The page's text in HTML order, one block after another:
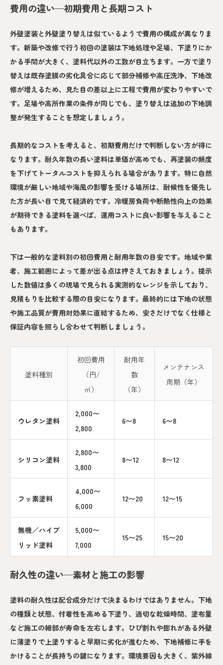
費用の違い—初期費用と長期コスト
外壁塗装と外壁塗り替えは似ているようで費用の構成が異なりま
す。新築や改修で行う初回の塗装は下地処理や足場、下塗りにか
かる手間が大きく、塗料代以外の工数が目立ちます。一方で塗り
替えは既存塗膜の劣化具合に応じて部分補修や高圧洗浄、下地改
修が増えるため、見た目の差以上に工程で費用が変わりやすいで
す。足場や高所作業の条件が同じでも、塗り替えは追加の下地調
整が発生することを想定しましょう。
長期的なコストを考えると、初期費用だけで判断しない方が得に
なります。耐久年数の長い塗料は単価が高めでも、再塗装の頻度
を下げてトータルコストを抑えられる場合があります。特に自然
環境が厳しい地域や海風の影響を受ける場所は、耐候性を優先し
た方が長い目で見て経済的です。冷暖房負荷や断熱性向上の効果
が期待できる塗料を選べば、運用コストに良い影響を与えること
もあります。
下は一般的な塗料別の初回費用と耐用年数の目安です。地域や業
者、施工範囲によって差が出る点は押さえておきましょう。提示
した数値は多くの現場で見られる実測的なレンジを示しており、
見積もりを比較する際の目安になります。最終的には下地の状態
や施工品質が費用対効果に直結するため、安さだけでなく仕様と
保証内容を照らし合わせて判断しましょう。
塗料種別
初回費用
（円/
㎡）
耐用年
数
（年）
メンテナンス
周期（年）
ウレタン塗料
2,000〜
2,800
6〜8 6〜8
シリコン塗料
2,800〜
3,800
8〜12 8〜12
フッ素塗料
4,000〜
6,000
12〜20 12〜15
無機／ハイブ
リッド塗料
5,000〜
7,000
15〜25 15〜20
耐久性の違い—素材と施工の影響
塗料の耐久性は配合成分だけで決まるわけではありません。下地
の種類と状態、付着性を高める下塗り、適切な乾燥時間、塗布量
など施工の細部が寿命を左右します。ひび割れや膨れがある外壁
に薄塗りで上塗りすると早期に劣化が進むため、下地補修に手を
かけることが長持ちの鍵になります。環境要因も大きく、紫外線